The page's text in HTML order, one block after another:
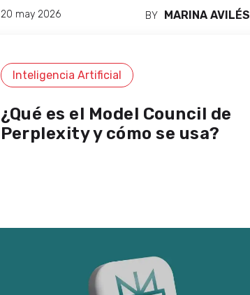
20 may 2026 BY MARINA AVILÉS
Inteligencia Artificial
¿Qué es el Model Council de
Perplexity y cómo se usa?